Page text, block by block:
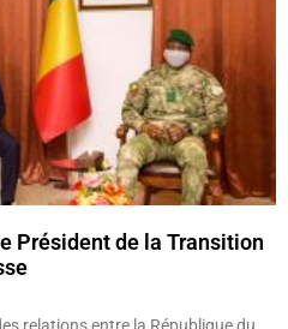
Président de la Transition